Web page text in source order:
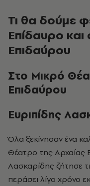
Τι θα δούμε
Επίδαυρο
Επιδαύρου
Στο Μικρό
Επιδαύρου
Ευριπίδης
Όλα ξεκίνησαν ένα καλοκαιρινό απόγευμα στο Μικρό
Θέατρο της Αρχαίας
Λασκαρίδης ζήτησε
περάσει λίγο χρόνο